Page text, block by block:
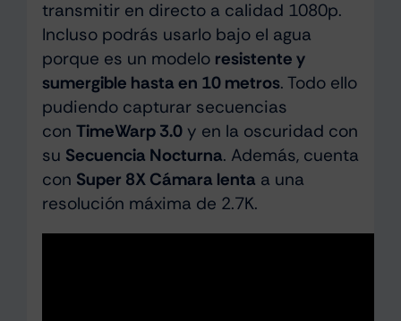
transmitir en directo a calidad 1080p.
Incluso podrás usarlo bajo el agua
porque es un modelo resistente y
sumergible hasta en 10 metros. Todo ello
pudiendo capturar secuencias
con TimeWarp 3.0y en la oscuridad con
su Secuencia Nocturna. Además, cuenta
con Super 8X Cámara lenta a una
resolución máxima de 2.7K.